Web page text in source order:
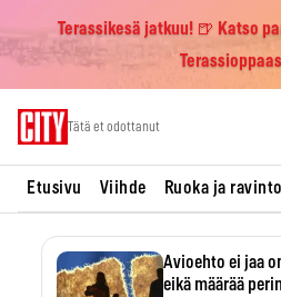
Terassikesä jatkuu! 🍺 Katso
Tätä et odottanut
Etusivu Viihde Ruoka ja
Avioehto ei jaa
eikä määrää